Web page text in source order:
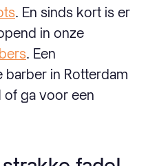
. En sinds kort is er
in onze
. Een
in Rotterdam
of ga voor een